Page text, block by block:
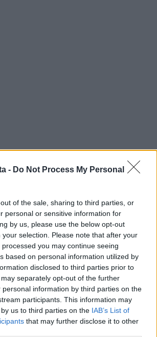
- Do Not Process My Personal
of the sale, sharing to third parties, or
personal or sensitive information for
by us, please use the below opt-out
selection. Please note that after your
you may continue seeing
based on personal information utilized by
disclosed to third parties prior to
separately opt-out of the further
personal information by third parties on the
participants. This information may
us to third parties on the IAB’s List of
that may further disclose it to other